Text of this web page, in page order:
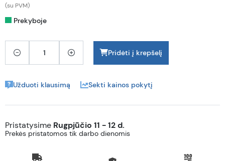
(su PVM)
Prekyboje
Pridėti į krepšelį
Užduoti klausimą Sekti kainos pokytį
Pristatysime Rugpjūčio 11 - 12 d.
Prekės pristatomos tik darbo dienomis